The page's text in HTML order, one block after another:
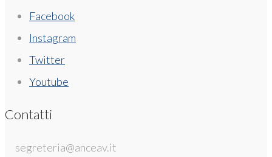
Facebook
Instagram
Twitter
Youtube
Contatti
segreteria@anceav.it